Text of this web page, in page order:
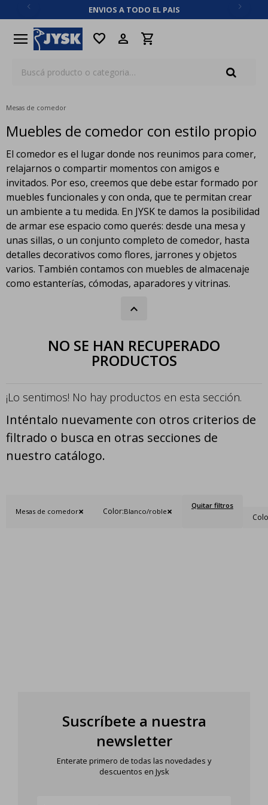
ENVIOS A TODO EL PAIS
menu favorite
Mesas de comedor
Muebles de comedor con estilo propio
El comedor es el lugar donde nos reunimos para comer,
relajarnos o compartir momentos con amigos e
invitados. Por eso, creemos que debe estar formado por
muebles funcionales y con onda, que te permitan crear
un ambiente a tu medida. En JYSK te damos la posibilidad
de armar ese espacio como querés: desde una mesa y
unas sillas, o un conjunto completo de comedor, hasta
detalles decorativos como flores, jarrones y objetos
varios. También contamos con muebles de almacenaje
como estanterías, cómodas, aparadores y vitrinas.
NO SE HAN RECUPERADO
PRODUCTOS
¡Lo sentimos! No hay productos en esta sección.
Inténtalo nuevamente con otros criterios de
filtrado o busca en otras secciones de
nuestro catálogo.
Mesas de comedor Color:Blanco/roble
Quitar filtros
Suscríbete a nuestra
newsletter
Enterate primero de todas las novedades y
descuentos en Jysk
close